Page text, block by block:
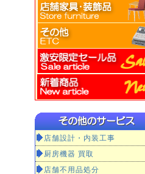
店舗設計・内装工事
厨房機器 買取
店舗不用品処分